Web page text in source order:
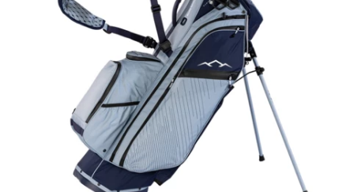
Oblečení
Boty
Rukavice